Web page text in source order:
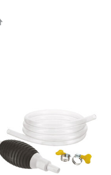
Imposta